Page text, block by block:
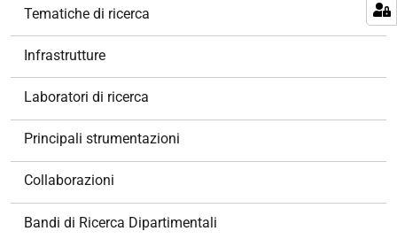
Tematiche di ricerca
Infrastrutture
Laboratori di ricerca
Principali strumentazioni
Collaborazioni
Bandi di Ricerca Dipartimentali